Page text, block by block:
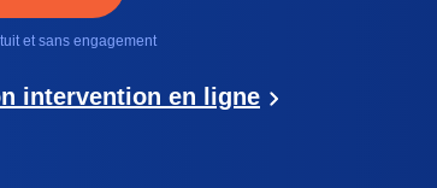
et sans engagement
intervention en ligne